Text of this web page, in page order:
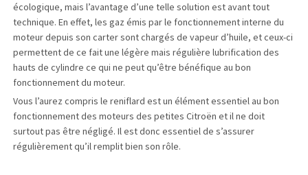
écologique, mais l’avantage d’une telle solution est avant tout
technique. En effet, les gaz émis par le fonctionnement interne du
moteur depuis son carter sont chargés de vapeur d’huile, et ceux-ci
permettent de ce fait une légère mais régulière lubrification des
hauts de cylindre ce qui ne peut qu’être bénéfique au bon
fonctionnement du moteur.
Vous l’aurez compris le reniflard est un élément essentiel au bon
fonctionnement des moteurs des petites Citroën et il ne doit
surtout pas être négligé. Il est donc essentiel de s’assurer
régulièrement qu’il remplit bien son rôle.